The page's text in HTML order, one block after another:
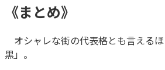
《まとめ》
オシャレな街の代表格とも言える
黒」。